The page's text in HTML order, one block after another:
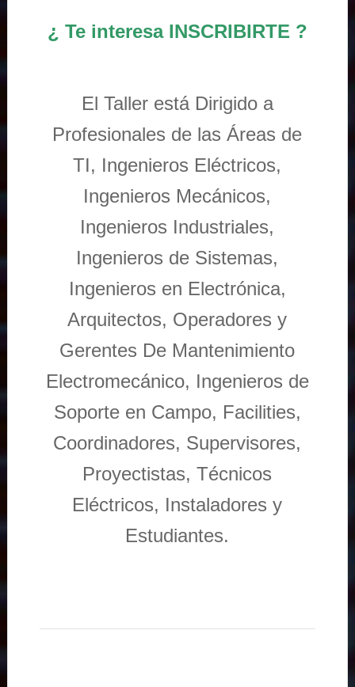
¿ Te interesa INSCRIBIRTE ?
El Taller está Dirigido a
Profesionales de las Áreas de
TI, Ingenieros Eléctricos,
Ingenieros Mecánicos,
Ingenieros Industriales,
Ingenieros de Sistemas,
Ingenieros en Electrónica,
Arquitectos, Operadores y
Gerentes De Mantenimiento
Electromecánico, Ingenieros de
Soporte en Campo, Facilities,
Coordinadores, Supervisores,
Proyectistas, Técnicos
Eléctricos, Instaladores y
Estudiantes.